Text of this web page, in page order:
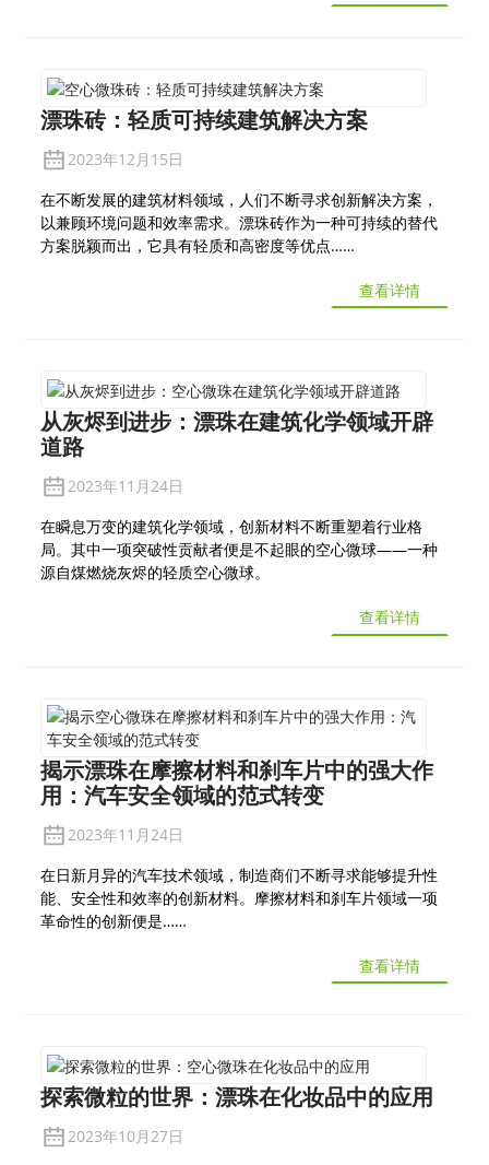
漂珠砖：轻质可持续建筑解决方案
2023年12月15日
在不断发展的建筑材料领域，人们不断寻求创新解决方案，
以兼顾环境问题和效率需求。漂珠砖作为一种可持续的替代
方案脱颖而出，它具有轻质和高密度等优点……
查看详情
从灰烬到进步：漂珠在建筑化学领域开辟
道路
2023年11月24日
在瞬息万变的建筑化学领域，创新材料不断重塑着行业格
局。其中一项突破性贡献者便是不起眼的空心微球——一种
源自煤燃烧灰烬的轻质空心微球。
查看详情
揭示漂珠在摩擦材料和刹车片中的强大作
用：汽车安全领域的范式转变
2023年11月24日
在日新月异的汽车技术领域，制造商们不断寻求能够提升性
能、安全性和效率的创新材料。摩擦材料和刹车片领域一项
革命性的创新便是……
查看详情
探索微粒的世界：漂珠在化妆品中的应用
2023年10月27日